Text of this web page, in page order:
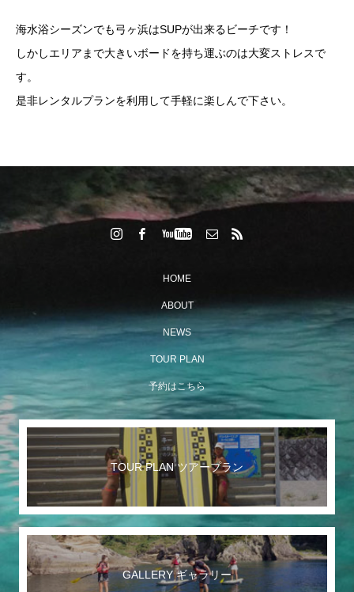
海水浴シーズンでも弓ヶ浜はSUPが出来るビーチです！
しかしエリアまで大きいボードを持ち運ぶのは大変ストレスで
す。
是非レンタルプランを利用して手軽に楽しんで下さい。
HOME
ABOUT
NEWS
TOUR PLAN
予約はこちら
TOUR PLAN ツアープラン
GALLERY ギャラリー